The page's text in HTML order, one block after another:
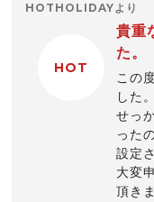
HOTHOLIDAYより
HOT
貴重
た。
この
した。
せっ
った
設定
大変
頂き